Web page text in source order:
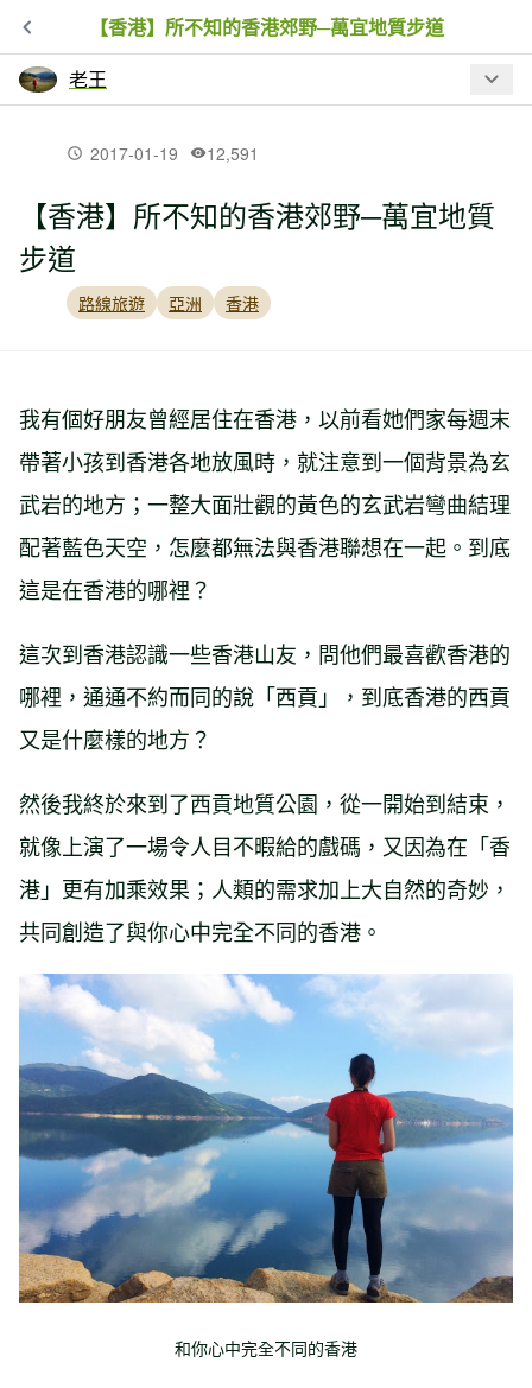
【香港】所不知的香港郊野─萬宜地質步道
老王
最新文章
【新手專區】爬台灣郊山應該注意的十
【環境】會攀岩的魚─斯氏瓢鰭鰕虎魚
2017-01-19 12,591
【香港】所不知的香港郊野─萬宜地質
步道
路線旅遊 亞洲 香港
我有個好朋友曾經居住在香港，以前看她們家每週末
帶著小孩到香港各地放風時，就注意到一個背景為玄
武岩的地方；一整大面壯觀的黃色的玄武岩彎曲結理
配著藍色天空，怎麼都無法與香港聯想在一起。到底
這是在香港的哪裡？
這次到香港認識一些香港山友，問他們最喜歡香港的
哪裡，通通不約而同的說「西貢」，到底香港的西貢
又是什麼樣的地方？
然後我終於來到了西貢地質公園，從一開始到結束，
就像上演了一場令人目不暇給的戲碼，又因為在「香
港」更有加乘效果；人類的需求加上大自然的奇妙，
共同創造了與你心中完全不同的香港。
和你心中完全不同的香港